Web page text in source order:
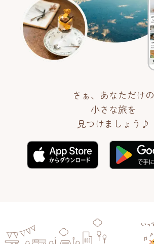
さぁ、あなただけの
小さな旅を
見つけましょう♪